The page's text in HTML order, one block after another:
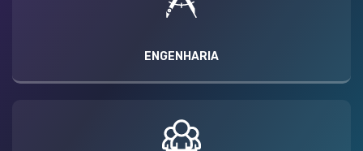
ENGENHARIA